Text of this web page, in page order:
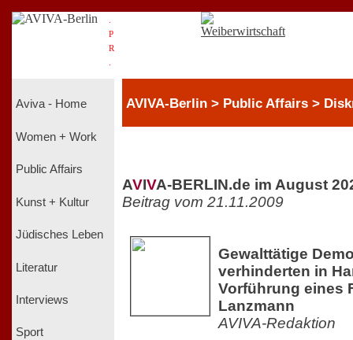
P
R
Aviva - Home
Women + Work
Public Affairs
Kunst + Kultur
Jüdisches Leben
Literatur
Interviews
Sport
AVIVA-Berlin > Public Affairs >
AVIVA-BERLIN.de im August
Beitrag vom 21.11.2009
Gewalttätige
verhinderten in
Vorführung eines
Lanzmann
AVIVA-Redaktion